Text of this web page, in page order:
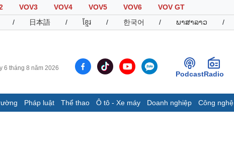
VOV3 VOV4 VOV5 VOV6
VOV GT
/ 日本語 / ខ្មែរ / 한국어 / ພາສາລາວ /
6 tháng 8 năm 2026
PodcastRadio
Pháp luật Thể thao Ô tô - Xe máy Doanh nghiệp Công nghệ